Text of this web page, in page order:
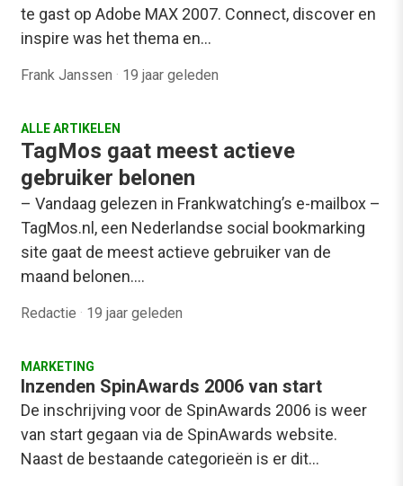
te gast op Adobe MAX 2007. Connect, discover en
inspire was het thema en…
Frank Janssen · 19 jaar geleden
ALLE ARTIKELEN
TagMos gaat meest actieve
gebruiker belonen
– Vandaag gelezen in Frankwatching’s e-mailbox –
TagMos.nl, een Nederlandse social bookmarking
site gaat de meest actieve gebruiker van de
maand belonen.…
Redactie · 19 jaar geleden
MARKETING
Inzenden SpinAwards 2006 van start
De inschrijving voor de SpinAwards 2006 is weer
van start gegaan via de SpinAwards website.
Naast de bestaande categorieën is er dit…